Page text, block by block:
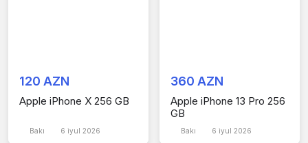
120 AZN
Apple iPhone X 256 GB
360 AZN
Apple iPhone 13 Pro 256
GB